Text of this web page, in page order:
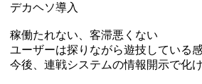
デカヘソ導入
稼働たれない、客滞悪くない
ユーザーは探りながら遊技している
今後、連戦システムの情報開示で化